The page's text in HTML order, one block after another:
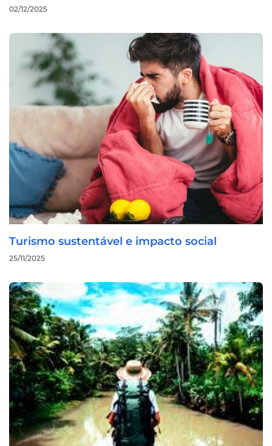
02/12/2025
Turismo sustentável e impacto social
25/11/2025